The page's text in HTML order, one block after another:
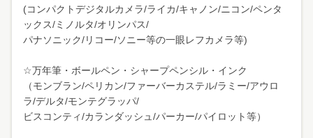
(コンパクトデジタルカメラ/ライカ/キャノン/ニコン/ペンタ
ックス/ミノルタ/オリンパス/
パナソニック/リコー/ソニー等の一眼レフカメラ等)
☆万年筆・ボールペン・シャープペンシル・インク
（モンブラン/ペリカン/ファーバーカステル/ラミー/アウロ
ラ/デルタ/モンテグラッパ/
ビスコンティ/カランダッシュ/パーカー/パイロット等）